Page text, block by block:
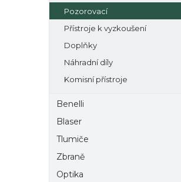
Pozorovací
Přístroje k vyzkoušení
Doplňky
Náhradní díly
Komisní přístroje
Benelli
Blaser
Tlumiče
Zbraně
Optika